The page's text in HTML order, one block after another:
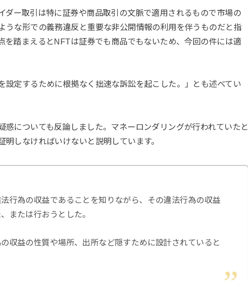
ダー取引は特に証券や商品取引の文脈で適用されるもので市場の
うな形での義務違反と重要な非公開情報の利用を伴うものだと指
を踏まえるとNFTは証券でも商品でもないため、今回の件には適
設定するために根拠なく拙速な訴訟を起こした。」とも述べてい
惑についても反論しました。マネーロンダリングが行われていたと
しなければいけないと説明しています。
行為の収益であることを知りながら、その違法行為の収益
または行おうとした。
収益の性質や場所、出所など隠すために設計されていると